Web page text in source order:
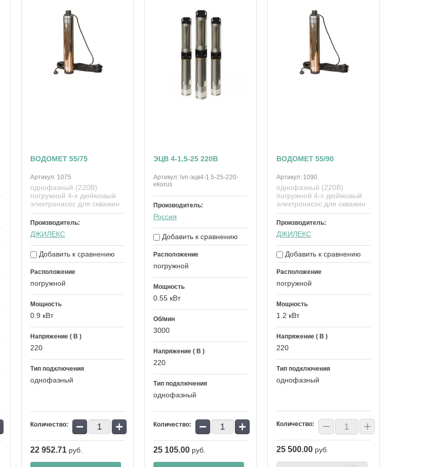
ВОДОМЕТ 55/75
Артикул: 1075
однофазный (220В)
погружной 4-х дюймовый
электронасос для скважин
Производитель:
ДЖИЛЕКС
Добавить к сравнению
Расположение
погружной
Мощность
0.9 кВт
Напряжение ( В )
220
Тип подключения
однофазный
Количество: − +
22 952.71 руб.
ЭЦВ 4-1,5-25 220В
Артикул: lvn-эцв4-1.5-25-220-
ekorus
Производитель:
Россия
Добавить к сравнению
Расположение
погружной
Мощность
0.55 кВт
Об/мин
3000
Напряжение ( В )
220
Тип подключения
однофазный
Количество: − +
25 105.00 руб.
ВОДОМЕТ 55/90
Артикул: 1090
однофазный (220В)
погружной 4-х дюймовый
электронасос для скважин
Производитель:
ДЖИЛЕКС
Добавить к сравнению
Расположение
погружной
Мощность
1.2 кВт
Напряжение ( В )
220
Тип подключения
однофазный
Количество: − +
25 500.00 руб.